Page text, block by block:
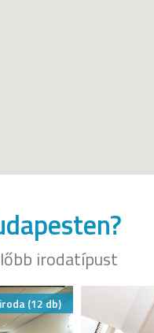
irodatípust
(12 db)